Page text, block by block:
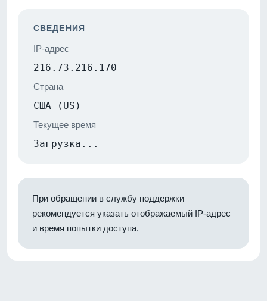
СВЕДЕНИЯ
IP-адрес
216.73.216.170
Страна
США (US)
Текущее время
Загрузка...
При обращении в службу поддержки
рекомендуется указать отображаемый IP-адрес
и время попытки доступа.